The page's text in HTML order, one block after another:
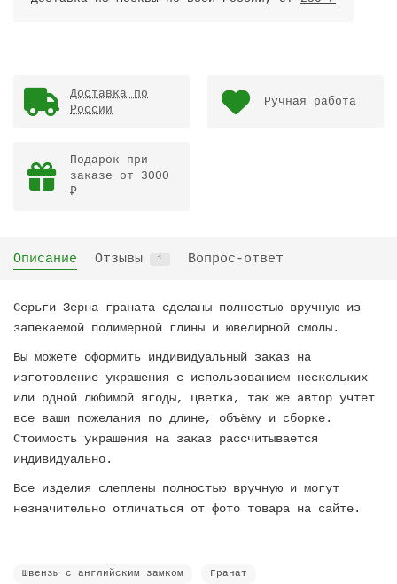
Доставка по
России
Ручная работа
Подарок при
заказе от 3000
₽
Описание Отзывы 1 Вопрос-ответ
Серьги Зерна граната сделаны полностью вручную из
запекаемой полимерной глины и ювелирной смолы.
Вы можете оформить индивидуальный заказ на
изготовление украшения с использованием нескольких
или одной любимой ягоды, цветка, так же автор учтет
все ваши пожелания по длине, объёму и сборке.
Стоимость украшения на заказ рассчитывается
индивидуально.
Все изделия слеплены полностью вручную и могут
незначительно отличаться от фото товара на сайте.
Швензы с английским замком Гранат